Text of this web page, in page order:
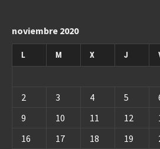
noviembre 2020
L M X J
2
3 4 5
9
10 11 12
16
17 18 19